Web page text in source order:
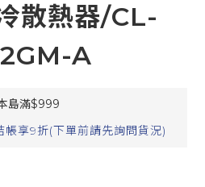
散熱器/CL-
A
島滿$999
享9折(下單前請先詢問貨況)